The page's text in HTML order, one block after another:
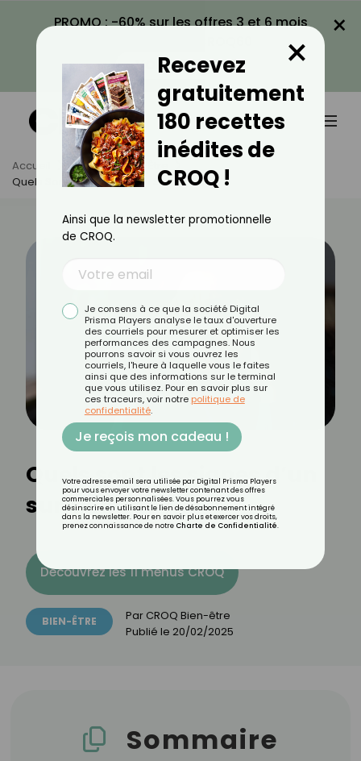
PROMO : -60% sur les offres 3 et 6 mois
VOIR LA PROMO
×
Accueil Actus
Bien-Être
Quels Sont Les Signes D’un Surmenage ?
Quels sont les signes d’un
surmenage ?
Découvrez les 11 menus CROQ
BIEN-ÊTRE Par CROQ Bien-être
Publié le 20/02/2025
Sommaire
Recevez
gratuitement
180 recettes
inédites de
CROQ !
×
Ainsi que la newsletter promotionnelle
de CROQ.
Je consens à ce que la société Digital
Prisma Players analyse le taux d'ouverture
des courriels pour mesurer et optimiser les
performances des campagnes. Nous
pourrons savoir si vous ouvrez les
courriels, l'heure à laquelle vous le faites
ainsi que des informations sur le terminal
que vous utilisez. Pour en savoir plus sur
ces traceurs, voir notre politique de
confidentialité.
Je reçois mon cadeau !
Votre adresse email sera utilisée par Digital Prisma Players
pour vous envoyer votre newsletter contenant des offres
commerciales personnalisées. Vous pourrez vous
désinscrire en utilisant le lien de désabonnement intégré
dans la newsletter. Pour en savoir plus et exercer vos droits,
prenez connaissance de notre Charte de Confidentialité.